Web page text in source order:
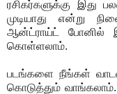
ரசிகர்களுக்கு இது
முடியாது என்று
ஆன்ட்ராய்ட் போனில்
கொள்ளலாம்.
படங்களை நீங்கள்
கொடுத்தும்